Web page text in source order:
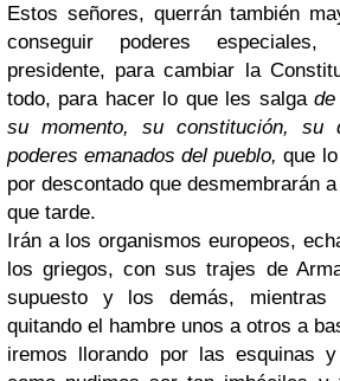
Estos señores, querrán también
conseguir poderes
presidente, para cambiar la
todo, para hacer lo que les salga
su momento, su constitución, su
poderes emanados del pueblo, que
por descontado que desmembrarán
que tarde.
Irán a los organismos europeos,
los griegos, con sus trajes de
supuesto y los demás, mientras
quitando el hambre unos a otros a
iremos llorando por las esquinas